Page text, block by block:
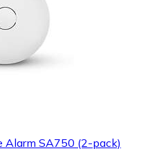
Alarm SA750 (2-pack)